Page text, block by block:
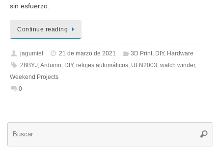
sin esfuerzo.
Continue reading
jagumiel 21 de marzo de 2021 3D Print, DIY, Hardware
28BYJ,Arduino, DIY, relojes automáticos, ULN2003, watch winder,
Weekend Projects
0